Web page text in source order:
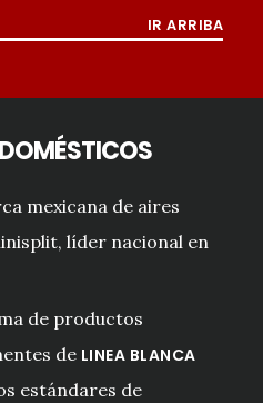
IR ARRIBA
mexicana de aires
líder nacional en
de productos
de LINEA BLANCA
estándares de